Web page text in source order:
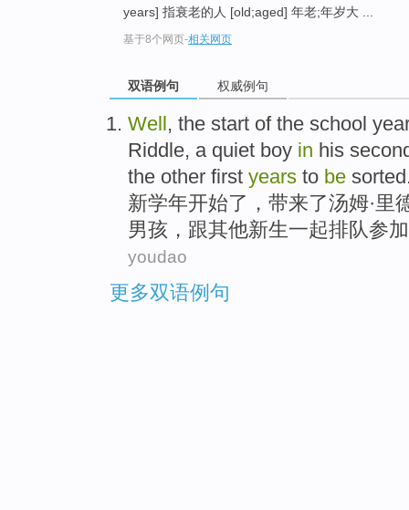
years] 指衰老的人 [old;aged] 年老;年岁大 ...
基于8个网页-相关网页
双语例句 权威例句
Well , the start of the school
Riddle, a quiet boy in his
the other first years to be
新学年开始了，带来了汤姆·里
男孩 ， 跟其他新生一起排队参
youdao
更多双语例句